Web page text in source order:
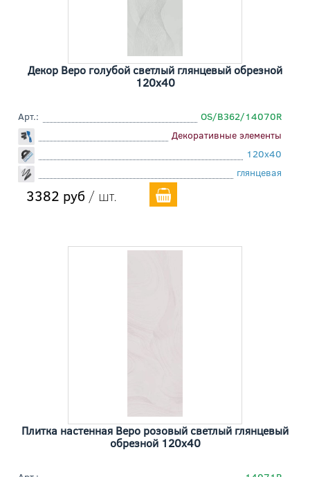
Декор Веро голубой светлый глянцевый обрезной
120x40
Арт.:
OS/B362/14070R
Декоративные элементы
120x40
глянцевая
3382 руб / шт.
Плитка настенная Веро розовый светлый глянцевый
обрезной 120x40